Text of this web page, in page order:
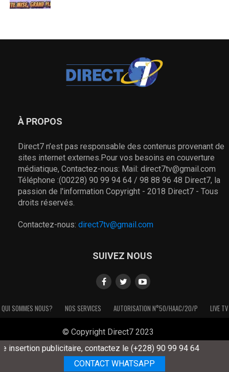
À PROPOS
Direct7 n’est pas responsable des contenus provenant de
sites internet externes.Pour vos besoins en couverture
médiatique, Contactez-nous: Mail: direct7tv@gmail.com
Téléphone :(00228) 90 99 94 64 / 98 88 96 48 Direct7, la
passion de l'information Copyright - 2018 Direct7 - Tous
droits réservés.
Contactez-nous: direct7tv@gmail.com
SUIVEZ NOUS
QUI SOMMES NOUS? NOS SERVICES AUTORISATION N°50/HAAC/20/P LIVE TV
© Copyright Direct7 2023
publicitaire, contactez le (+228) 90 99 94 64
CONTACT WHATSAPP